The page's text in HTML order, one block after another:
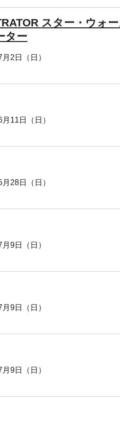
スター・ウォ
ター
2日（日）
11日（日）
28日（日）
9日（日）
9日（日）
9日（日）